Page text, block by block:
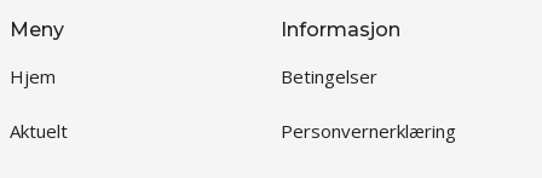
Meny
Hjem
Aktuelt
Informasjon
Betingelser
Personvernerklæring